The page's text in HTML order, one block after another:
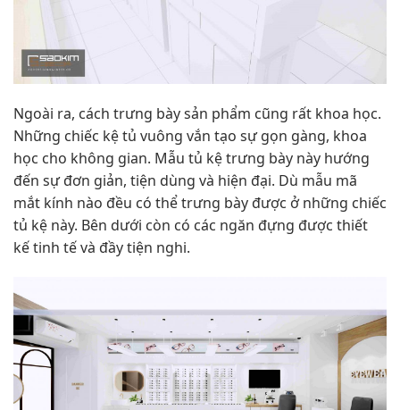
Ngoài ra, cách trưng bày sản phẩm cũng rất khoa học.
Những chiếc kệ tủ vuông vắn tạo sự gọn gàng, khoa
học cho không gian. Mẫu tủ kệ trưng bày này hướng
đến sự đơn giản, tiện dùng và hiện đại. Dù mẫu mã
mắt kính nào đều có thể trưng bày được ở những chiếc
tủ kệ này. Bên dưới còn có các ngăn đựng được thiết
kế tinh tế và đầy tiện nghi.